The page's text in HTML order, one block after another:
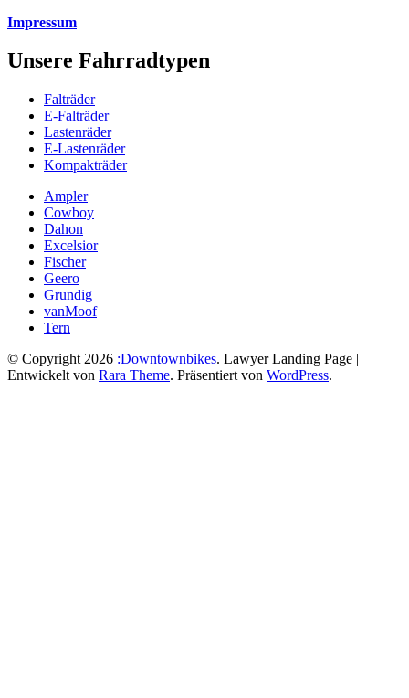
Impressum
Unsere Fahrradtypen
Falträder
E-Falträder
Lastenräder
E-Lastenräder
Kompakträder
Ampler
Cowboy
Dahon
Excelsior
Fischer
Geero
Grundig
vanMoof
Tern
© Copyright 2026 :Downtownbikes. Lawyer Landing Page |
Entwickelt von Rara Theme. Präsentiert von WordPress.